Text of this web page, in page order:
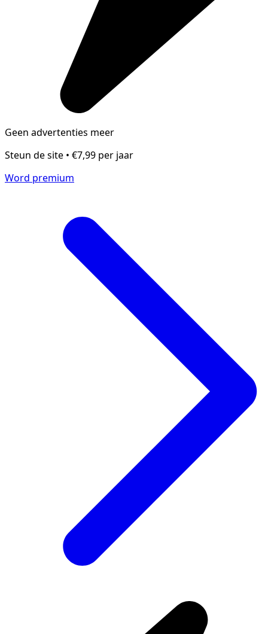
Geen advertenties meer
Steun de site • €7,99 per jaar
Word premium